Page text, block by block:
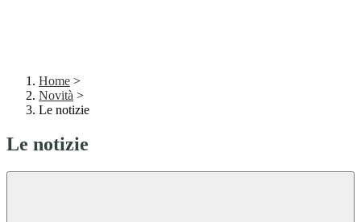
Home >
Novità >
Le notizie
Le notizie